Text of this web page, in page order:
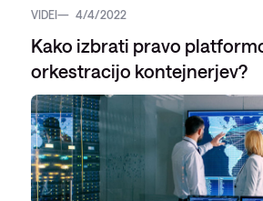
VIDEI 4/4/2022
Kako izbrati pravo
orkestracijo kontejnerjev?